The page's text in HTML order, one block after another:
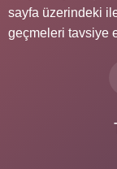
sayfa üzerindeki
geçmeleri tavsiye